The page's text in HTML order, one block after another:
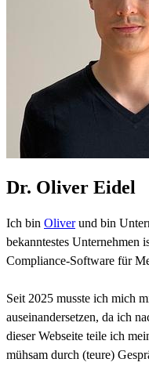
Dr. Oliver Eidel
Ich bin Oliverund bin
bekanntestes Unternehmen
Compliance-Software für
Seit 2025 musste ich mich
auseinandersetzen, da ich
dieser Webseite teile ich
mühsam durch (teure)